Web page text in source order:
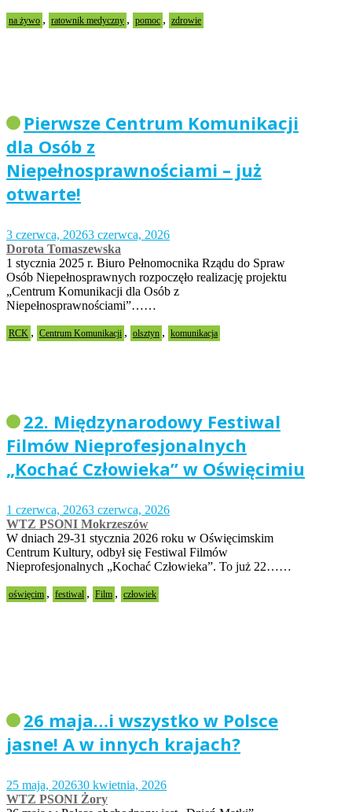
na żywo , ratownik medyczny , pomoc , zdrowie
Pierwsze Centrum Komunikacji
dla Osób z
Niepełnosprawnościami – już
otwarte!
3 czerwca, 20263 czerwca, 2026
Dorota Tomaszewska
1 stycznia 2025 r. Biuro Pełnomocnika Rządu do Spraw
Osób Niepełnosprawnych rozpoczęło realizację projektu
„Centrum Komunikacji dla Osób z
Niepełnosprawnościami”……
RCK , Centrum Komunikacji , olsztyn , komunikacja
22. Międzynarodowy Festiwal
Filmów Nieprofesjonalnych
„Kochać Człowieka” w Oświęcimiu
1 czerwca, 20263 czerwca, 2026
WTZ PSONI Mokrzeszów
W dniach 29-31 stycznia 2026 roku w Oświęcimskim
Centrum Kultury, odbył się Festiwal Filmów
Nieprofesjonalnych „Kochać Człowieka”. To już 22……
oświęcim , festiwal , Film , człowiek
26 maja…i wszystko w Polsce
jasne! A w innych krajach?
25 maja, 202630 kwietnia, 2026
WTZ PSONI Żory